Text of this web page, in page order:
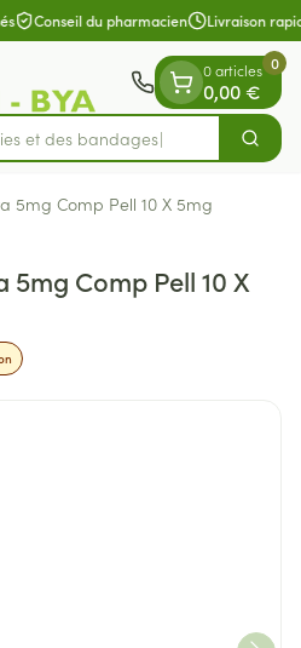
Conseil du pharmacien Livraison
et des bandages
0 articles
0,00 €
0
5mg Comp Pell 10 X 5mg
5mg Comp Pell 10 X